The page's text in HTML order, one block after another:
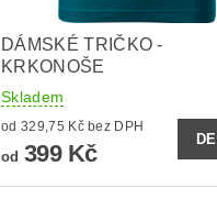
DÁMSKÉ TRIČKO -
KRKONOŠE
Skladem
od 329,75 Kč bez DPH
od 399 Kč